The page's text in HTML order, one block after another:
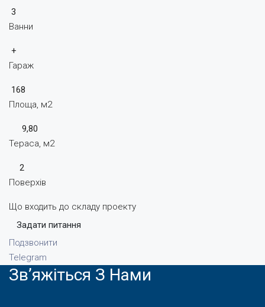
3
Ванни
+
Гараж
168
Площа, м2
9,80
Тераса, м2
2
Поверхів
Що входить до складу проекту
Задати питання
Подзвонити
Telegram
Зв’яжіться З Нами